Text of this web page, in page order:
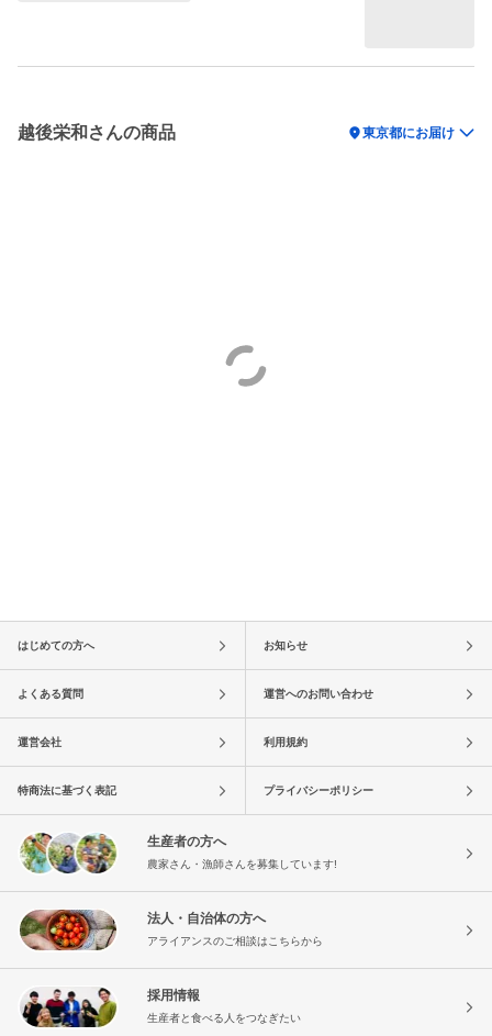
越後栄和さんの商品 location_on東京都にお届け
はじめての方へ お知らせ
よくある質問 運営へのお問い合わせ
運営会社 利用規約
特商法に基づく表記 プライバシーポリシー
生産者の方へ
農家さん・漁師さんを募集しています!
法人・自治体の方へ
アライアンスのご相談はこちらから
採用情報
生産者と食べる人をつなぎたい